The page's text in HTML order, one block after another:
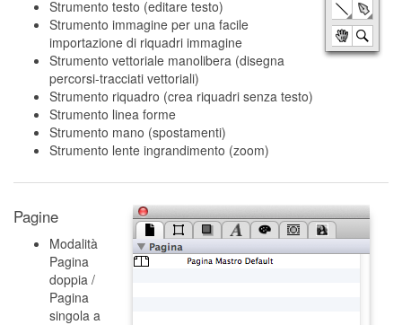
Strumento testo (editare testo)
Strumento immagine per una facile
importazione di riquadri immagine
Strumento vettoriale manolibera (disegna
percorsi-tracciati vettoriali)
Strumento riquadro (crea riquadri senza testo)
Strumento linea forme
Strumento mano (spostamenti)
Strumento lente ingrandimento (zoom)
Pagine
Modalità
Pagina
doppia /
Pagina
singola a